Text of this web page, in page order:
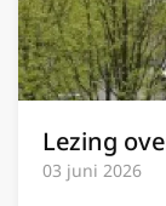
Lezing
03 juni 2026